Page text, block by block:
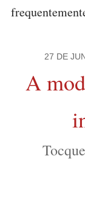
27 DE
A